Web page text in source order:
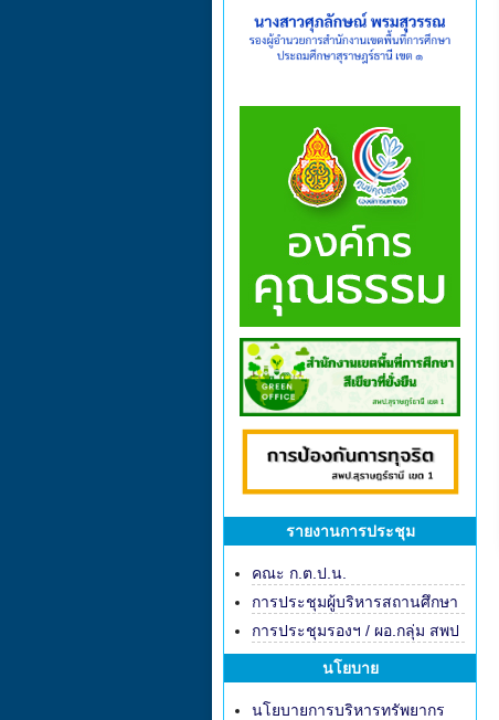
รายงานการประชุม
คณะ ก.ต.ป.น.
การประชุมผู้บริหารสถานศึกษา
การประชุมรองฯ / ผอ.กลุ่ม สพป
นโยบาย
นโยบายการบริหารทรัพยากร